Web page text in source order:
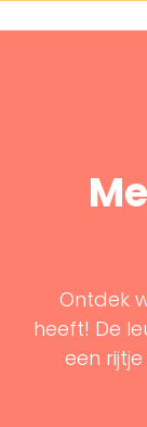
Ontdek
heeft! De
een